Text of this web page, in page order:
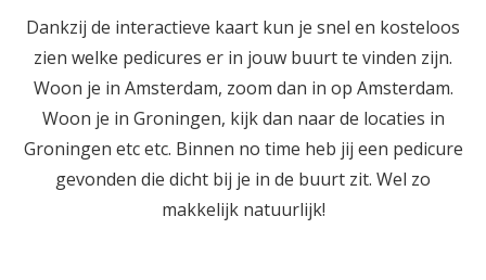
Dankzij de interactieve kaart kun je snel en kosteloos
zien welke pedicures er in jouw buurt te vinden zijn.
Woon je in Amsterdam, zoom dan in op Amsterdam.
Woon je in Groningen, kijk dan naar de locaties in
Groningen etc etc. Binnen no time heb jij een pedicure
gevonden die dicht bij je in de buurt zit. Wel zo
makkelijk natuurlijk!